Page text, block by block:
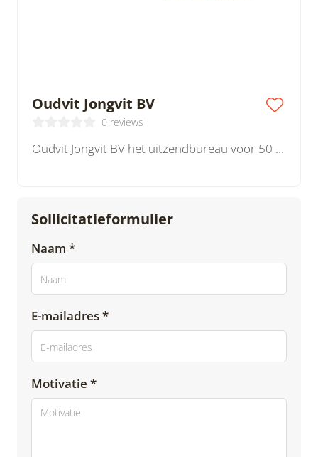
Oudvit Jongvit BV
0 reviews
Oudvit Jongvit BV het uitzendbureau voor 50 plussers, vutters en gepensioneerden.
Sollicitatieformulier
Naam *
E-mailadres *
Motivatie *